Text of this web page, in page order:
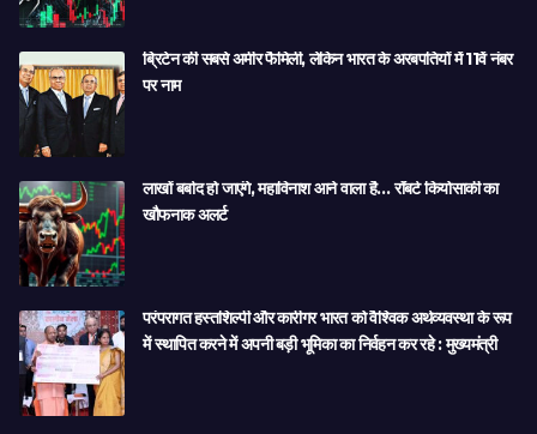
ब्रिटेन की सबसे अमीर फैमिली, लेकिन भारत के अरबपतियों में 11वें नंबर
पर नाम
लाखों बर्बाद हो जाएंगे, महाविनाश आने वाला है… रॉबर्ट कियोसाकी का
खौफनाक अलर्ट
परंपरागत हस्तशिल्पी और कारीगर भारत को वैश्विक अर्थव्यवस्था के रूप
में स्थापित करने में अपनी बड़ी भूमिका का निर्वहन कर रहे : मुख्यमंत्री